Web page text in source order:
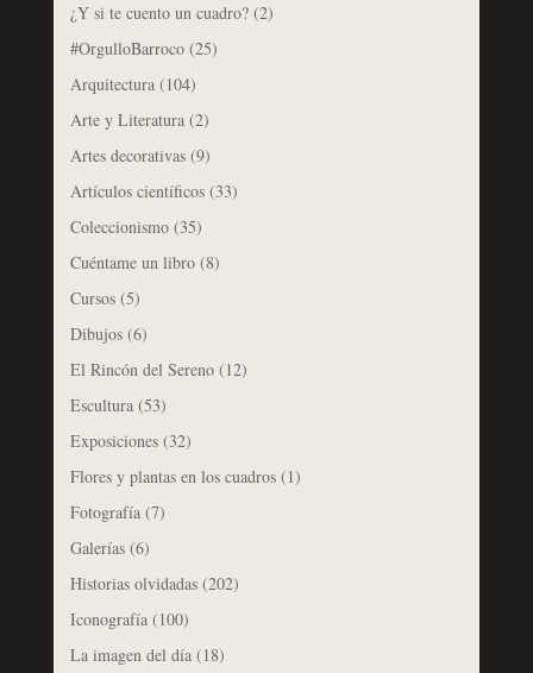
¿Y si te cuento un cuadro?(2)
#OrgulloBarroco(25)
Arquitectura(104)
Arte y Literatura(2)
Artes decorativas(9)
Artículos científicos(33)
Coleccionismo(35)
Cuéntame un libro(8)
Cursos(5)
Dibujos(6)
El Rincón del Sereno(12)
Escultura(53)
Exposiciones(32)
Flores y plantas en los cuadros(1)
Fotografía(7)
Galerías(6)
Historias olvidadas(202)
Iconografía(100)
La imagen del día(18)